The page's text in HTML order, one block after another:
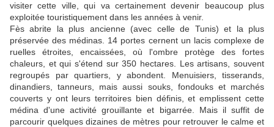
visiter cette ville, qui va certainement devenir beaucoup plus
exploitée touristiquement dans les années à venir.
Fès abrite la plus ancienne (avec celle de Tunis) et la plus
préservée des médinas. 14 portes cernent un lacis complexe de
ruelles étroites, encaissées, où l'ombre protège des fortes
chaleurs, et qui s'étend sur 350 hectares. Les artisans, souvent
regroupés par quartiers, y abondent. Menuisiers, tisserands,
dinandiers, tanneurs, mais aussi souks, fondouks et marchés
couverts y ont leurs territoires bien définis, et emplissent cette
médina d'une activité grouillante et bigarrée. Mais il suffit de
parcourir quelques dizaines de mètres pour retrouver le calme et